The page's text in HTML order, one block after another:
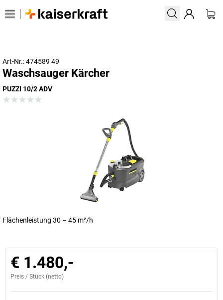
Art-Nr.: 474589 49
Waschsauger Kärcher
PUZZI 10/2 ADV
Flächenleistung 30 – 45 m²/h
€ 1.480,-
Preis / Stück (netto)